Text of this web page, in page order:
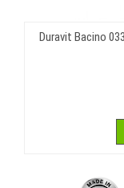
Duravit Bacino